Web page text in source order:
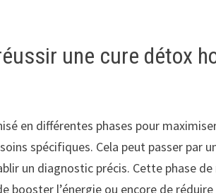
une cure détox
en différentes phases pour
spécifiques. Cela peut passer par
un diagnostic précis. Cette phase
booster l’énergie ou encore de